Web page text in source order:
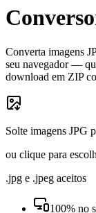
Converta imagens
seu navegador —
download em ZIP
Solte imagens JPG
ou clique para
.jpg e .jpeg aceitos
100% no